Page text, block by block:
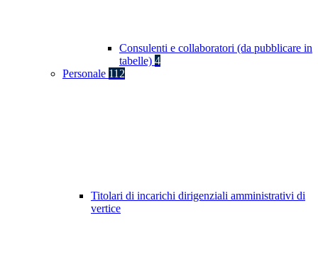
Consulenti e collaboratori (da pubblicare in
tabelle) 4
Personale 112
Titolari di incarichi dirigenziali amministrativi di
vertice